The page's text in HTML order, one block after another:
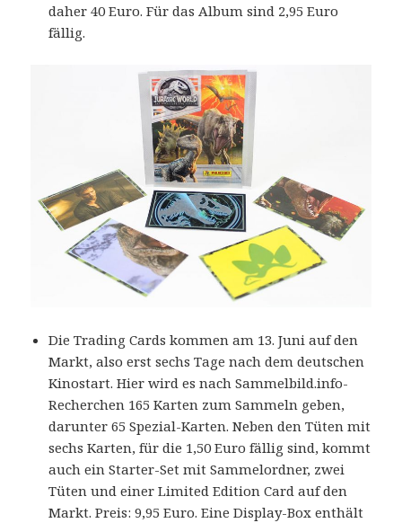
daher 40 Euro. Für das Album sind 2,95 Euro
fällig.
Die Trading Cards kommen am 13. Juni auf den
Markt, also erst sechs Tage nach dem deutschen
Kinostart. Hier wird es nach Sammelbild.info-
Recherchen 165 Karten zum Sammeln geben,
darunter 65 Spezial-Karten. Neben den Tüten mit
sechs Karten, für die 1,50 Euro fällig sind, kommt
auch ein Starter-Set mit Sammelordner, zwei
Tüten und einer Limited Edition Card auf den
Markt. Preis: 9,95 Euro. Eine Display-Box enthält